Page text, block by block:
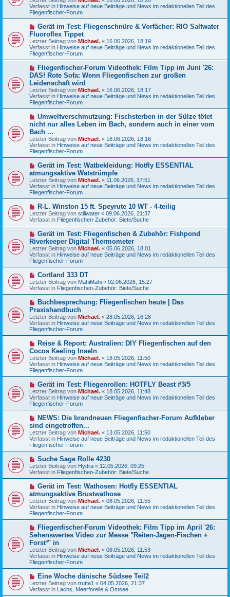
t
r
a
g
e
r
B
e
t
r
a
g
Verfasst in Hinweise auf neue Beiträge und News im redaktionellen Teil des
Fliegenfischer-Forum
N
u
e
r
B
e
t
r
a
g
Gerät im Test: Fliegenschnüre & Vorfächer: RIO Saltwater
Fluoroflex Tippet
Letzter Beitrag von Michael. « 16.06.2026, 18:19
Verfasst in Hinweise auf neue Beiträge und News im redaktionellen Teil des
Fliegenfischer-Forum
N
e
u
e
r
B
e
i
r
a
g
Fliegenfischer-Forum Videothek: Film Tipp im Juni '26:
DAS! Rote Sofa: Wenn Fliegenfischen zur großen
Leidenschaft wird
Letzter Beitrag von Michael. « 16.06.2026, 18:17
Verfasst in Hinweise auf neue Beiträge und News im redaktionellen Teil des
Fliegenfischer-Forum
N
u
e
r
B
e
i
r
a
g
Umweltverschmutzung: Fischsterben in der Sülze tötet
nicht nur alles Leben im Bach, sondern auch in einer vom
Bach ...
Letzter Beitrag von Michael. « 16.06.2026, 18:16
Verfasst in Hinweise auf neue Beiträge und News im redaktionellen Teil des
Fliegenfischer-Forum
N
u
e
r
B
e
t
r
a
g
Gerät im Test: Watbekleidung: Hotfly ESSENTIAL
atmungsaktive Watstrümpfe
Letzter Beitrag von Michael. « 11.06.2026, 17:51
Verfasst in Hinweise auf neue Beiträge und News im redaktionellen Teil des
Fliegenfischer-Forum
N
e
u
e
B
e
i
t
r
a
g
R-L. Winston 15 ft. Speyrute 10 WT - 4-teilig
Letzter Beitrag von stillwater « 09.06.2026, 21:37
Verfasst in Fliegenfischen-Zubehör: Biete/Suche
N
e
u
e
r
B
e
t
r
a
g
Gerät im Test: Fliegenfischen & Zubehör: Fishpond
Riverkeeper Digital Thermometer
Letzter Beitrag von Michael. « 05.06.2026, 18:01
Verfasst in Hinweise auf neue Beiträge und News im redaktionellen Teil des
Fliegenfischer-Forum
N
e
u
e
B
e
i
t
r
a
g
Cortland 333 DT
Letzter Beitrag von MahiMahi « 02.06.2026, 15:27
Verfasst in Fliegenfischen-Zubehör: Biete/Suche
N
u
e
r
B
e
t
r
a
g
Buchbesprechung: Fliegenfischen heute | Das
Praxishandbuch
Letzter Beitrag von Michael. « 28.05.2026, 16:28
Verfasst in Hinweise auf neue Beiträge und News im redaktionellen Teil des
Fliegenfischer-Forum
N
u
e
r
B
e
t
r
a
g
Reise & Report: Australien: DIY Fliegenfischen auf den
Cocos Keeling Inseln
Letzter Beitrag von Michael. « 18.05.2026, 11:50
Verfasst in Hinweise auf neue Beiträge und News im redaktionellen Teil des
Fliegenfischer-Forum
N
e
u
e
r
B
e
i
t
r
a
g
Gerät im Test: Fliegenrollen: HOTFLY Beast #3/5
Letzter Beitrag von Michael. « 18.05.2026, 11:48
Verfasst in Hinweise auf neue Beiträge und News im redaktionellen Teil des
Fliegenfischer-Forum
N
u
e
r
B
e
t
r
a
g
NEWS: Die brandneuen Fliegenfischer-Forum Aufkleber
sind eingetroffen...
Letzter Beitrag von Michael. « 13.05.2026, 11:50
Verfasst in Hinweise auf neue Beiträge und News im redaktionellen Teil des
Fliegenfischer-Forum
N
e
u
e
B
e
i
t
r
a
g
Suche Sage Rolle 4230
Letzter Beitrag von Hydra « 12.05.2026, 09:25
Verfasst in Fliegenfischen-Zubehör: Biete/Suche
N
u
e
r
B
e
t
r
a
g
Gerät im Test: Wathosen: Hotfly ESSENTIAL
atmungsaktive Brustwathose
Letzter Beitrag von Michael. « 08.05.2026, 11:55
Verfasst in Hinweise auf neue Beiträge und News im redaktionellen Teil des
Fliegenfischer-Forum
N
e
u
e
r
B
e
i
r
a
Fliegenfischer-Forum Videothek: Film Tipp im April '26:
Sehenswertes Video zur Messe "Reiten-Jagen-Fischen +
Forst³" in
Letzter Beitrag von Michael. « 08.05.2026, 11:53
Verfasst in Hinweise auf neue Beiträge und News im redaktionellen Teil des
Fliegenfischer-Forum
N
e
u
e
Eine Woche dänische Südsee Teil2
Letzter Beitrag von trutta1 « 04.05.2026, 21:37
Verfasst in Lachs, Meerforelle & Ostsee